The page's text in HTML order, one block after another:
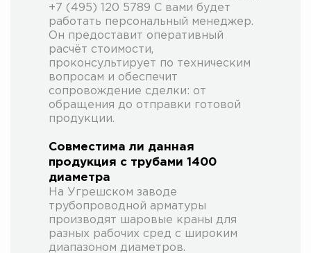
+7 (495) 120 5789 С вами будет
работать персональный менеджер.
Он предоставит оперативный
расчёт стоимости,
проконсультирует по техническим
вопросам и обеспечит
сопровождение сделки: от
обращения до отправки готовой
продукции.
Совместима ли данная
продукция с трубами 1400
диаметра
На Угрешском заводе
трубопроводной арматуры
производят шаровые краны для
разных рабочих сред с широким
диапазоном диаметров.